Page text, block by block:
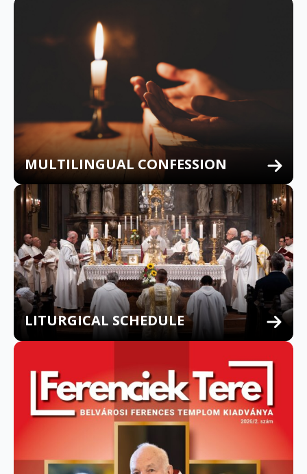
MULTILINGUAL CONFESSION
LITURGICAL SCHEDULE